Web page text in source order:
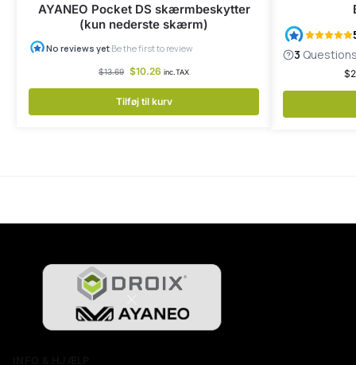
AYANEO Pocket DS skærmbeskytter
(kun nederste skærm)
$13.69 $10.26 inc.TAX
Tilføj til kurv
$